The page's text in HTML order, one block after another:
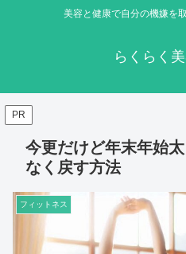
美容と健康で自分の機嫌を
らくらく
PR
今更だけど年末年始
なく戻す方法
フィットネス